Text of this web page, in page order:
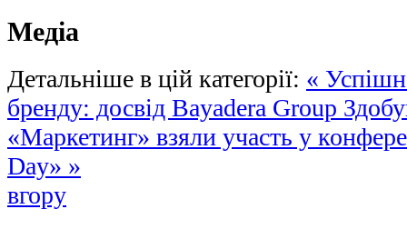
Медіа
Детальніше в цій категорії: «
бренду: досвід Bayadera Group
«Маркетинг» взяли участь у
Day» »
вгору